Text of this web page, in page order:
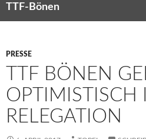
TTF-Bönen
PRESSE
TTF BÖNEN
OPTIMISTISCH
RELEGATION